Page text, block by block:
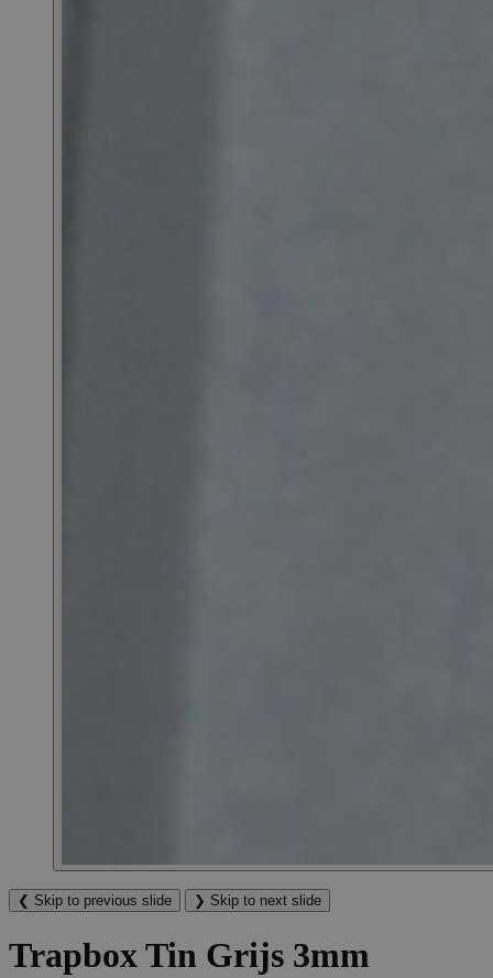
❮ Skip to previous slide ❯ Skip to next slide
Trapbox Tin Grijs 3mm